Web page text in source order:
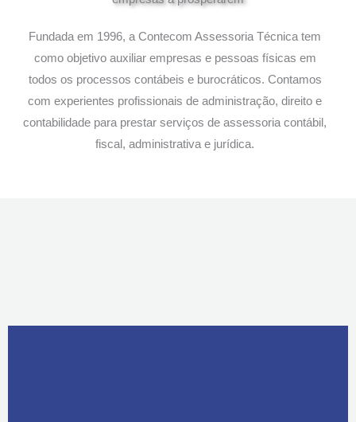
Fundada em 1996, a Contecom Assessoria Técnica tem
como objetivo auxiliar empresas e pessoas físicas em
todos os processos contábeis e burocráticos. Contamos
com experientes profissionais de administração, direito e
contabilidade para prestar serviços de assessoria contábil,
fiscal, administrativa e jurídica.